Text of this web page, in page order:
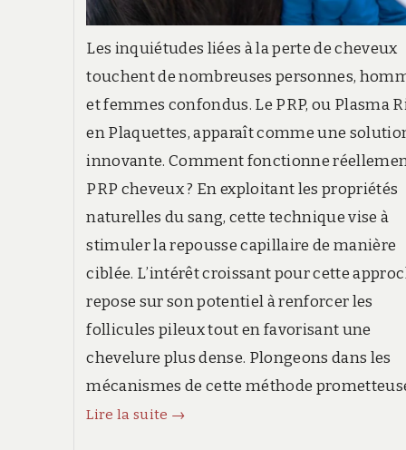
Les inquiétudes liées à la perte de cheveux
touchent de nombreuses personnes,
et femmes confondus. Le PRP, ou Plasma
en Plaquettes, apparaît comme une
innovante. Comment fonctionne
PRP cheveux ? En exploitant les propriétés
naturelles du sang, cette technique vise à
stimuler la repousse capillaire de manière
ciblée. L’intérêt croissant pour cette
repose sur son potentiel à renforcer les
follicules pileux tout en favorisant une
chevelure plus dense. Plongeons dans les
mécanismes de cette méthode
Lire la suite PRP
→